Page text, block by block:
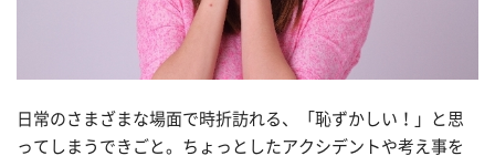
日常のさまざまな場面で時折訪れる、「恥ずかしい！」と思
ってしまうできごと。ちょっとしたアクシデントや考え事を